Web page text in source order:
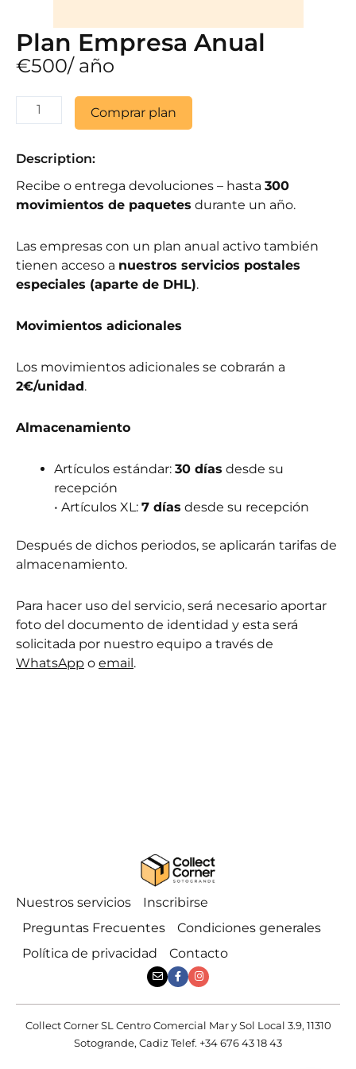
Plan Empresa Anual
€500/ año
Plan
Empresa
cantidad
Comprar plan
Description:
Recibe o entrega devoluciones – hasta 300
movimientos de paquetes durante un año.
Las empresas con un plan anual activo también
tienen acceso a nuestros servicios postales
especiales (aparte de DHL).
Movimientos adicionales
Los movimientos adicionales se cobrarán a
2€/unidad.
Almacenamiento
Artículos estándar: 30 días desde su
recepción
• Artículos XL: 7 días desde su recepción
Después de dichos periodos, se aplicarán tarifas de
almacenamiento.
Para hacer uso del servicio, será necesario aportar
foto del documento de identidad y esta será
solicitada por nuestro equipo a través de
WhatsApp o email.
Nuestros servicios
Inscribirse
Preguntas Frecuentes
Condiciones generales
Política de privacidad
Contacto
Collect Corner SL Centro Comercial Mar y Sol Local 3.9, 11310
Sotogrande, Cadiz Telef. +34 676 43 18 43